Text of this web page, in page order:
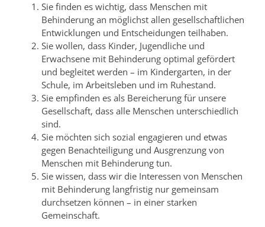
Sie finden es wichtig, dass Menschen mit
Behinderung an möglichst allen gesellschaftlichen
Entwicklungen und Entscheidungen teilhaben.
Sie wollen, dass Kinder, Jugendliche und
Erwachsene mit Behinderung optimal gefördert
und begleitet werden – im Kindergarten, in der
Schule, im Arbeitsleben und im Ruhestand.
Sie empfinden es als Bereicherung für unsere
Gesellschaft, dass alle Menschen unterschiedlich
sind.
Sie möchten sich sozial engagieren und etwas
gegen Benachteiligung und Ausgrenzung von
Menschen mit Behinderung tun.
Sie wissen, dass wir die Interessen von Menschen
mit Behinderung langfristig nur gemeinsam
durchsetzen können – in einer starken
Gemeinschaft.